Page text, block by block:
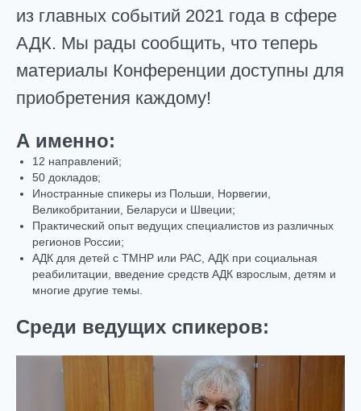
из главных событий 2021 года в сфере
АДК. Мы рады сообщить, что теперь
материалы Конференции доступны для
приобретения каждому!
А именно:
12 направлений;
50 докладов;
Иностранные спикеры из Польши, Норвегии,
Великобритании, Беларуси и Швеции;
Практический опыт ведущих специалистов из различных
регионов России;
АДК для детей с ТМНР или РАС, АДК при социальная
реабилитации, введение средств АДК взрослым, детям и
многие другие темы.
Среди ведущих спикеров: